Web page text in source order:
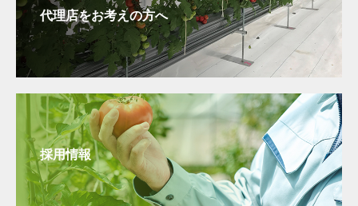
代理店をお考えの方へ
採用情報